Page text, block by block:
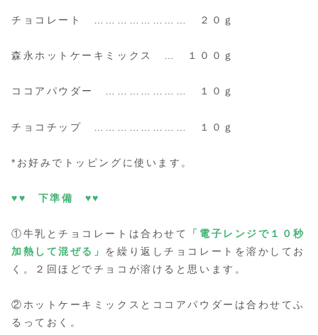
チョコレート …………………… ２０ｇ
森永ホットケーキミックス … １００ｇ
ココアパウダー ………………… １０ｇ
チョコチップ …………………… １０ｇ
*お好みでトッピングに使います。
♥♥ 下準備 ♥♥
①牛乳とチョコレートは合わせて
「電子レンジで１０秒
加熱して混ぜる」 を繰り返しチョコレートを溶かしてお
く。２回ほどでチョコが溶けると思います。
②ホットケーキミックスとココアパウダーは合わせてふ
るっておく。